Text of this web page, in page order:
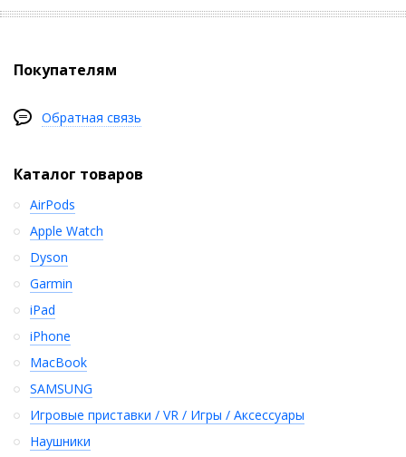
Покупателям
Обратная связь
Каталог товаров
AirPods
Apple Watch
Dyson
Garmin
iPad
iPhone
MacBook
SAMSUNG
Игровые приставки / VR / Игры / Аксессуары
Наушники